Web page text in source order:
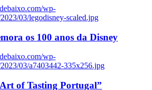
wp-
03/legodisney-scaled.jpg
os 100 anos da Disney
wp-
03/a7403442-335x256.jpg
of Tasting Portugal”